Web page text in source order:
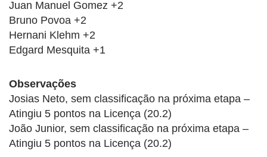
Juan Manuel Gomez +2
Bruno Povoa +2
Hernani Klehm +2
Edgard Mesquita +1
Observações
Josias Neto, sem classificação na próxima etapa –
Atingiu 5 pontos na Licença (20.2)
João Junior, sem classificação na próxima etapa –
Atingiu 5 pontos na Licença (20.2)